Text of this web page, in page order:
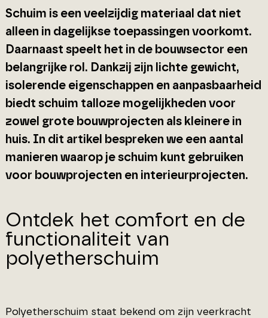
Schuim is een veelzijdig materiaal dat niet
alleen in dagelijkse toepassingen voorkomt.
Daarnaast speelt het in de bouwsector een
belangrijke rol. Dankzij zijn lichte gewicht,
isolerende eigenschappen en aanpasbaarheid
biedt schuim talloze mogelijkheden voor
zowel grote bouwprojecten als kleinere in
huis. In dit artikel bespreken we een aantal
manieren waarop je schuim kunt gebruiken
voor bouwprojecten en interieurprojecten.
Ontdek het comfort en de
functionaliteit van
polyetherschuim
Polyetherschuim staat bekend om zijn veerkracht